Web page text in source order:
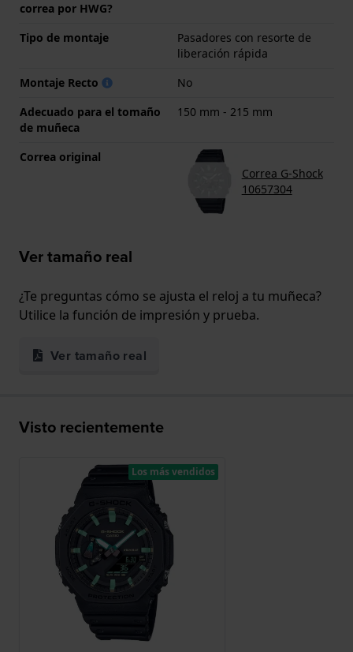
correa por HWG?
Tipo de montaje
Pasadores con resorte de
liberación rápida
Montaje Recto
No
Adecuado para el tomaño
de muñeca
150 mm - 215 mm
Correa original
Correa G-Shock
10657304
Ver tamaño real
¿Te preguntas cómo se ajusta el reloj a tu muñeca?
Utilice la función de impresión y prueba.
Ver tamaño real
Visto recientemente
Los más vendidos